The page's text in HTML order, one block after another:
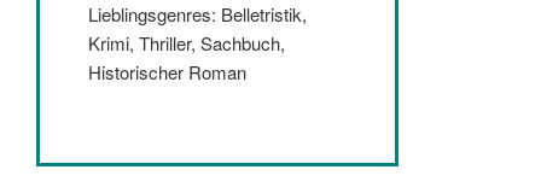
Lieblingsgenres: Belletristik,
Krimi, Thriller, Sachbuch,
Historischer Roman